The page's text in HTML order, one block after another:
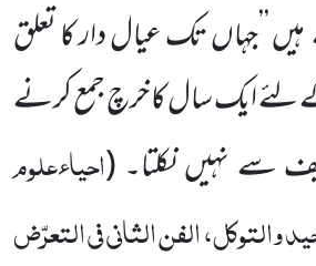
’’جہاں تک عیال دار کا تعلق
لئے ایک سال کا خرچ جمع کرنے
سے نہیں نکلتا۔ (احیاءعلوم
والتوکل، الفن الثانی فی التعرّض